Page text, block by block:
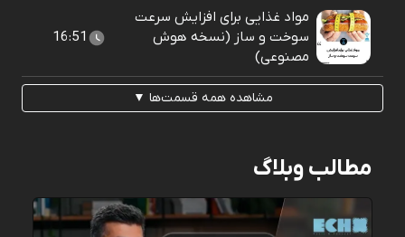
مواد غذایی برای افزایش سرعت
سوخت و ساز (نسخه هوش
مصنوعی)
16:51
مشاهده همه قسمت‌ها ▼
مطالب وبلاگ